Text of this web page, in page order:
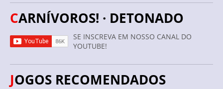
CARNÍVOROS! · DETONADO
SE INSCREVA EM NOSSO CANAL DO
YOUTUBE!
JOGOS RECOMENDADOS